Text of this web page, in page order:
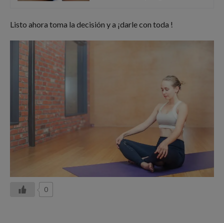
Listo ahora toma la decisión y a ¡darle con toda !
0